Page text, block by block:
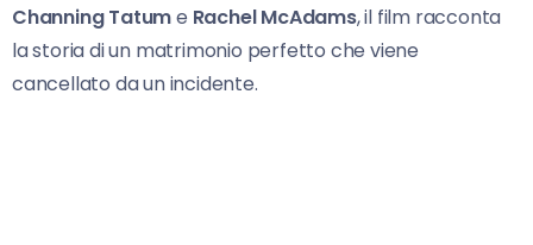
Channing Tatume Rachel McAdams, il film racconta
la storia di un matrimonio perfetto che viene
cancellato da un incidente.